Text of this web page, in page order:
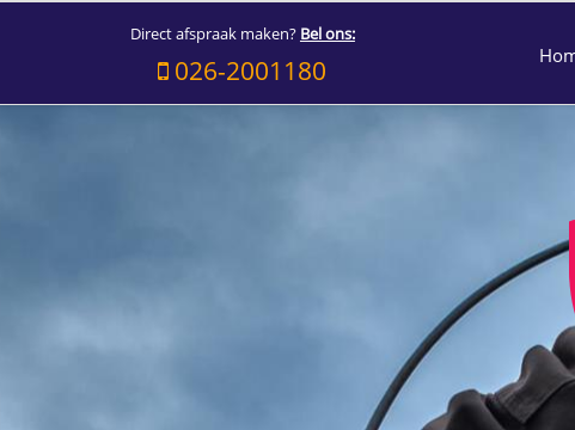
Direct afspraak maken? Bel ons:
026-2001180